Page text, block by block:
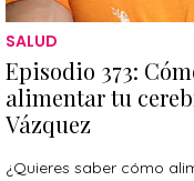
SALUD
Episodio 373:
alimentar tu
Vázquez
¿Quieres saber cómo